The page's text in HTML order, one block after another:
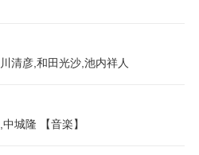
清彦,和田光沙,池内祥人
城隆 【音楽】